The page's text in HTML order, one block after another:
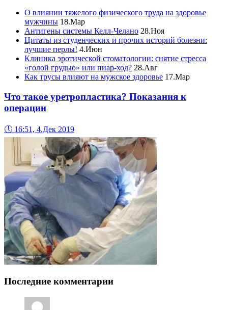
О влиянии тяжелого физического труда на здоровье
мужчины 18.Мар
Антигены системы Келл-Челано 28.Ноя
Цитаты из студенческих и прочих историй болезни:
лучшие перлы! 4.Июн
Клиника эротической стоматологии: снятие стресса
«голой грудью» или пиар-ход? 28.Авг
Как трусы влияют на мужское здоровье 17.Мар
Что такое уретропластика? Показания к
операции
🕔 16:51, 4.Дек 2019
Последние комментарии